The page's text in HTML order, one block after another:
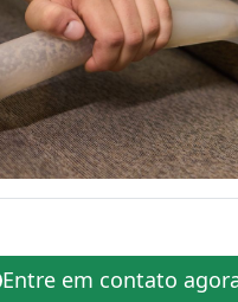
Entre em contato